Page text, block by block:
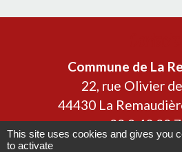
Commune de La
22, rue Olivier
44430 La
+33 2 40 33
This site uses cookies and gives you
to activate